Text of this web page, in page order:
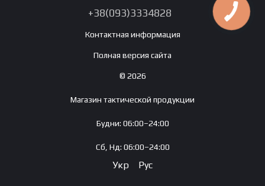
+38(093)3334828
Контактная информация
Полная версия сайта
© 2026
Магазин тактической продукции
Будни: 06:00–24:00
Сб, Нд: 06:00–24:00
Укр Рус